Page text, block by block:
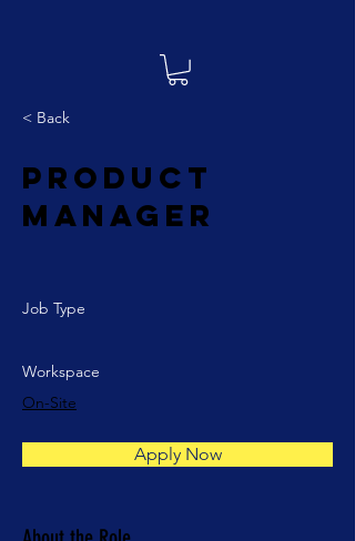
< Back
Product
Manager
Job Type
Workspace
On-Site
Apply Now